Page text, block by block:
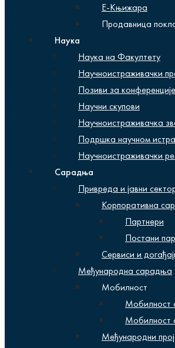
Е-Књижара
Продавница
Наука
Наука на Факултету
Научноистраживачки
Позиви за конференције
Научни скупови
Научноистраживачка
Подршка научном
Научноистраживачки
Сарадња
Привреда и јавни
Корпоративна
Партнери
Постани
Сервиси и
Међународна сарадња
Мобилност
Мобилност
Мобилност
Међународни